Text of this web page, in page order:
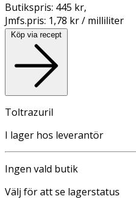
Butikspris: 445 kr,
Jmfs.pris: 1,78 kr / milliliter
Köp via recept
Toltrazuril
I lager hos leverantör
Ingen vald butik
Välj för att se lagerstatus